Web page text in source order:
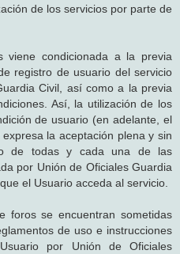
de los servicios por parte de
viene condicionada a la previa
registro de usuario del servicio
Civil, así como a la previa
Así, la utilización de los
de usuario (en adelante, el
la aceptación plena y sin
de todas y cada una de las
por Unión de Oficiales Guardia
el Usuario acceda al servicio.
foros se encuentran sometidas
de uso e instrucciones
por Unión de Oficiales